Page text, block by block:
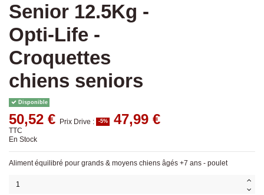
Senior 12.5Kg -
Opti-Life -
Croquettes
chiens seniors
Disponible
50,52 € Prix Drive : -5% 47,99 €
TTC
En Stock
Aliment équilibré pour grands & moyens chiens âgés +7 ans - poulet